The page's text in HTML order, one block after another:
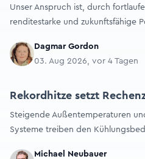
Unser Anspruch ist, durch
renditestarke und zukunftsfähige
Dagmar Gordon
03. Aug 2026, vor 4 Tagen
Rekordhitze setzt
Steigende Außentemperaturen
Systeme treiben den
Michael Neubauer